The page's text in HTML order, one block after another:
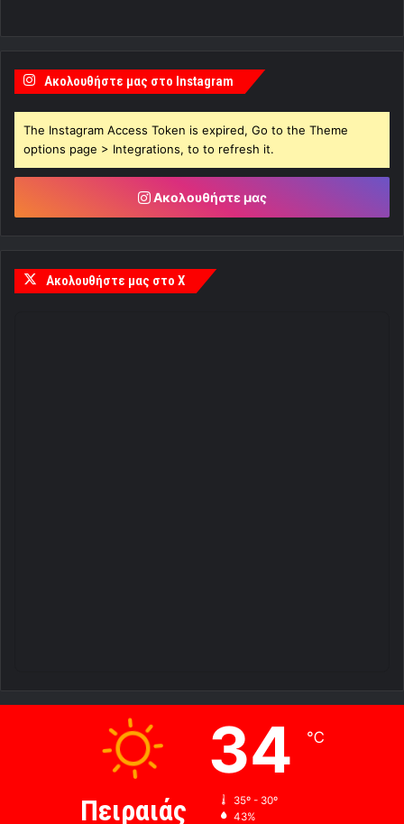
Ακολουθήστε μας στο Instagram
The Instagram Access Token is expired, Go to the Theme
options page > Integrations, to to refresh it.
Ακολουθήστε μας
Ακολουθήστε μας στο X
Πειραιάς
34 ℃
35º - 30º
43%